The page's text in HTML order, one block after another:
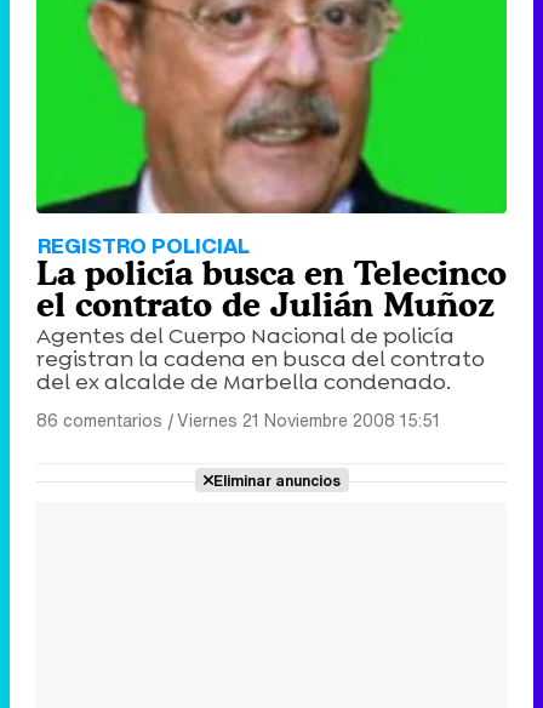
REGISTRO POLICIAL
La policía busca en Telecinco
el contrato de Julián Muñoz
Agentes del Cuerpo Nacional de policía
registran la cadena en busca del contrato
del ex alcalde de Marbella condenado.
86 comentarios |Viernes 21 Noviembre 2008 15:51
Eliminar anuncios